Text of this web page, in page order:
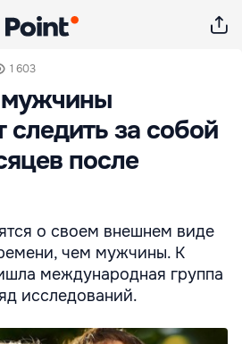
1 603
за собой
после
о своем внешнем виде
чем мужчины. К
международная группа
исследований.